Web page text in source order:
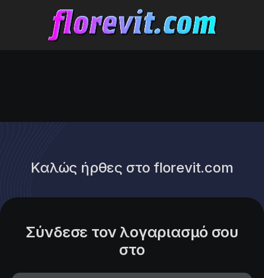
Καλώς ήρθες στο florevit.com
Σύνδεσε τον λογαριασμό σου
στο